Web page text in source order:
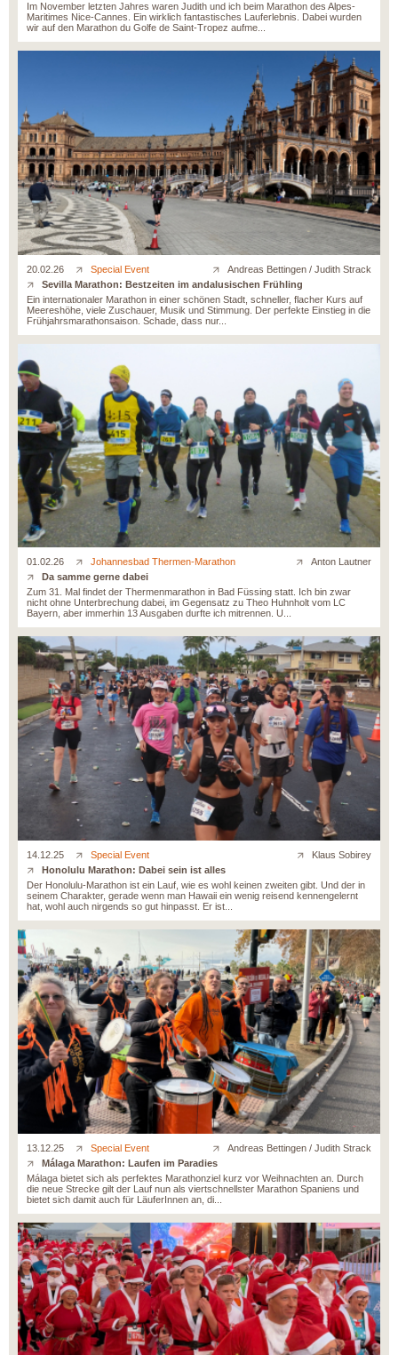
Im November letzten Jahres waren Judith und ich beim Marathon des Alpes-
Maritimes Nice-Cannes. Ein wirklich fantastisches Lauferlebnis. Dabei wurden
wir auf den Marathon du Golfe de Saint-Tropez aufme...
20.02.26 Special Event
Andreas Bettingen / Judith Strack
Sevilla Marathon: Bestzeiten im andalusischen Frühling
Ein internationaler Marathon in einer schönen Stadt, schneller, flacher Kurs auf
Meereshöhe, viele Zuschauer, Musik und Stimmung. Der perfekte Einstieg in die
Frühjahrsmarathonsaison. Schade, dass nur...
01.02.26 Johannesbad Thermen-Marathon
Anton Lautner
Da samme gerne dabei
Zum 31. Mal findet der Thermenmarathon in Bad Füssing statt. Ich bin zwar
nicht ohne Unterbrechung dabei, im Gegensatz zu Theo Huhnholt vom LC
Bayern, aber immerhin 13 Ausgaben durfte ich mitrennen. U...
14.12.25 Special Event
Klaus Sobirey
Honolulu Marathon: Dabei sein ist alles
Der Honolulu-Marathon ist ein Lauf, wie es wohl keinen zweiten gibt. Und der in
seinem Charakter, gerade wenn man Hawaii ein wenig reisend kennengelernt
hat, wohl auch nirgends so gut hinpasst. Er ist...
13.12.25 Special Event
Andreas Bettingen / Judith Strack
Málaga Marathon: Laufen im Paradies
Málaga bietet sich als perfektes Marathonziel kurz vor Weihnachten an. Durch
die neue Strecke gilt der Lauf nun als viertschnellster Marathon Spaniens und
bietet sich damit auch für LäuferInnen an, di...